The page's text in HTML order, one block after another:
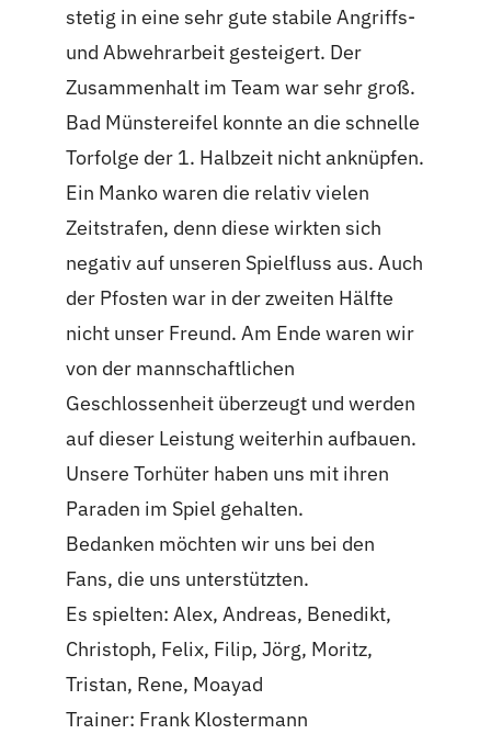
stetig in eine sehr gute stabile Angriffs-
und Abwehrarbeit gesteigert. Der
Zusammenhalt im Team war sehr groß.
Bad Münstereifel konnte an die schnelle
Torfolge der 1. Halbzeit nicht anknüpfen.
Ein Manko waren die relativ vielen
Zeitstrafen, denn diese wirkten sich
negativ auf unseren Spielfluss aus. Auch
der Pfosten war in der zweiten Hälfte
nicht unser Freund. Am Ende waren wir
von der mannschaftlichen
Geschlossenheit überzeugt und werden
auf dieser Leistung weiterhin aufbauen.
Unsere Torhüter haben uns mit ihren
Paraden im Spiel gehalten.
Bedanken möchten wir uns bei den
Fans, die uns unterstützten.
Es spielten: Alex, Andreas, Benedikt,
Christoph, Felix, Filip, Jörg, Moritz,
Tristan, Rene, Moayad
Trainer: Frank Klostermann